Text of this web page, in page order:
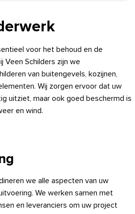
voor het behoud en de
Veen Schilders zijn we
van buitengevels, kozijnen,
Wij zorgen ervoor dat uw
uitziet, maar ook goed beschermd is
en wind.
we alle aspecten van uw
We werken samen met
en leveranciers om uw project